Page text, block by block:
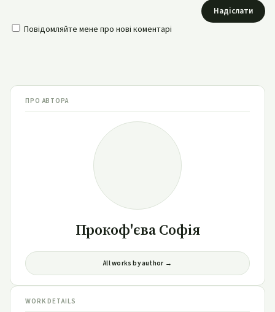
Надіслати
Повідомляйте мене про нові коментарі
ПРО АВТОРА
Прокоф'єва Софія
All works by author →
WORK DETAILS